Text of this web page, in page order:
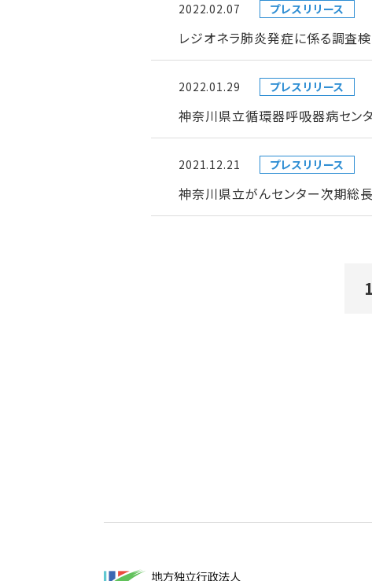
2022.02.07 プレスリリース
レジオネラ肺炎発症に係る調査
2022.01.29 プレスリリース
神奈川県立循環器呼吸器病セン
2021.12.21 プレスリリース
神奈川県立がんセンター次期総長
1